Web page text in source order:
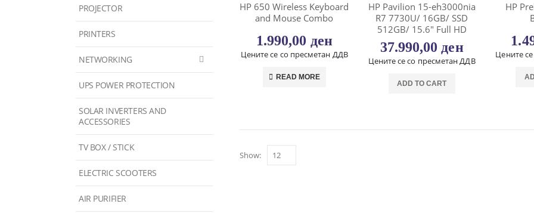
HP 650 Wireless Keyboard
and Mouse Combo
1.990,00 ден
Цените се со пресметан ДДВ
READ MORE
HP Pavilion 15-eh3000nia
R7 7730U/ 16GB/ SSD
512GB/ 15.6″ Full HD
37.990,00 ден
Цените се со пресметан ДДВ
ADD TO CART
HP
Цените
Show:
PROJECTOR
PRINTERS
NETWORKING
UPS POWER PROTECTION
SOLAR INVERTERS AND
ACCESSORIES
TV BOX / STICK
ELECTRIC SCOOTERS
AIR PURIFIER